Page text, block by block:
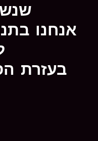
אנחנו
בעזרת